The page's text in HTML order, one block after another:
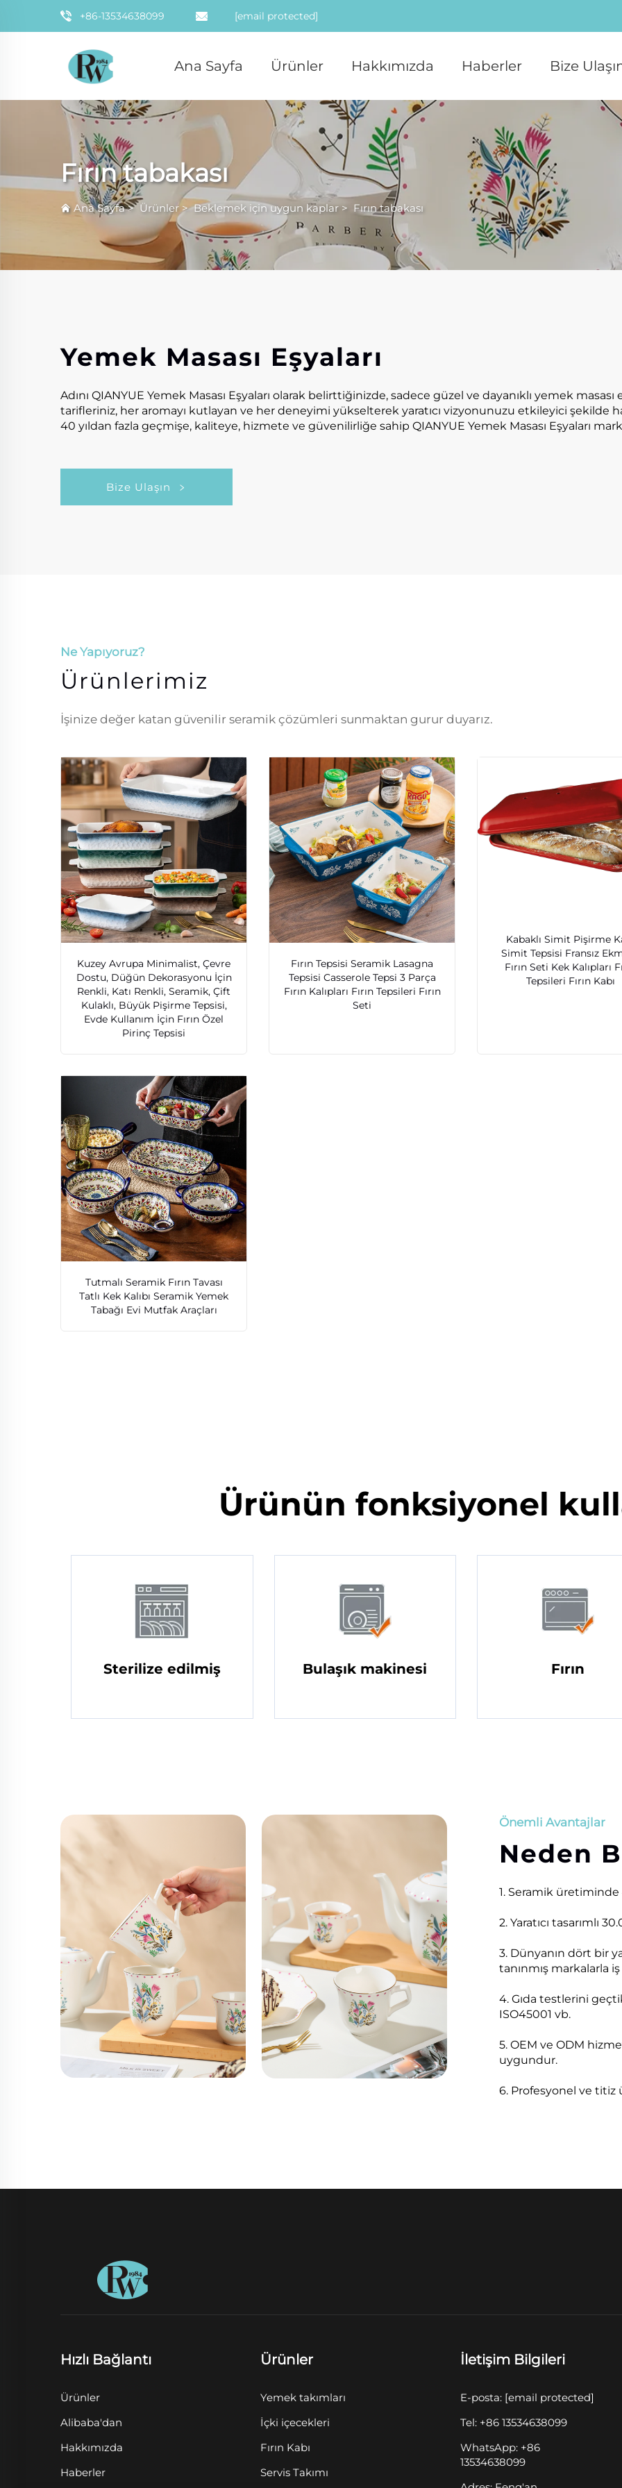
+86-13534638099 [email protected]
Ana Sayfa Ürünler Hakkımızda Haberler Bize
Fırın tabakası
Ana Sayfa>Ürünler >Beklemek için uygun kaplar> Fırın tabakası
Yemek Masası Eşyaları
Adını QIANYUE Yemek Masası Eşyaları olarak belirttiğinizde, sadece güzel ve dayanıklı yemek masası
tarifleriniz, her aromayı kutlayan ve her deneyimi yükselterek yaratıcı vizyonunuzu etkileyici şekilde
40 yıldan fazla geçmişe, kaliteye, hizmete ve güvenilirliğe sahip QIANYUE Yemek Masası Eşyaları
Bize Ulaşın
Ne Yapıyoruz?
Ürünlerimiz
İşinize değer katan güvenilir seramik çözümleri sunmaktan gurur duyarız.
Kuzey Avrupa Minimalist, Çevre
Dostu, Düğün Dekorasyonu İçin
Renkli, Katı Renkli, Seramik, Çift
Kulaklı, Büyük Pişirme Tepsisi,
Evde Kullanım İçin Fırın Özel
Pirinç Tepsisi
Fırın Tepsisi Seramik Lasagna
Tepsisi Casserole Tepsi 3 Parça
Fırın Kalıpları Fırın Tepsileri Fırın
Seti
Kabaklı Simit Pişirme
Simit Tepsisi Fransız
Fırın Seti Kek Kalıpları
Tepsileri Fırın Kabı
Tutmalı Seramik Fırın Tavası
Tatlı Kek Kalıbı Seramik Yemek
Tabağı Evi Mutfak Araçları
Ürünün fonksiyonel
Sterilize edilmiş Bulaşık makinesi Fırın
Önemli Avantajlar
Neden
1. Seramik üretiminde
2. Yaratıcı tasarımlı
3. Dünyanın dört bir
tanınmış markalarla
4. Gıda testlerini
ISO45001 vb.
5. OEM ve ODM
uygundur.
6. Profesyonel ve titiz
Hızlı Bağlantı
Ürünler
Alibaba'dan
Hakkımızda
Haberler
Ürünler
Yemek takımları
İçki içecekleri
Fırın Kabı
Servis Takımı
İletişim Bilgileri
E-posta: [email protected]
Tel: +86 13534638099
WhatsApp: +86
13534638099